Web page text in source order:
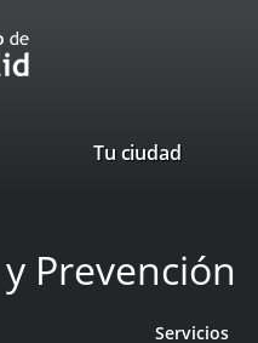
Tu ciudad
Prevención
Servicios